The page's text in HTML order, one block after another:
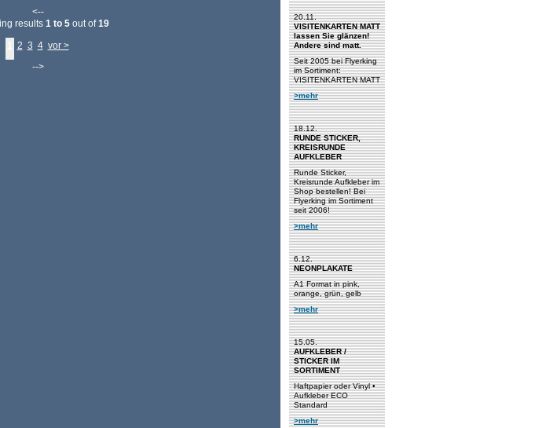
<--
results 1 to 5out of19
2 3 4 vor >
-->
20.11.
VISITENKARTEN MATT
lassen Sie glänzen!
Andere sind matt.
Seit 2005 bei Flyerking
im Sortiment:
VISITENKARTEN MATT
>mehr
18.12.
RUNDE STICKER,
KREISRUNDE
AUFKLEBER
Runde Sticker,
Kreisrunde Aufkleber im
Shop bestellen! Bei
Flyerking im Sortiment
seit 2006!
>mehr
6.12.
NEONPLAKATE
A1 Format in pink,
orange, grün, gelb
>mehr
15.05.
AUFKLEBER /
STICKER IM
SORTIMENT
Haftpapier oder Vinyl •
Aufkleber ECO
Standard
>mehr